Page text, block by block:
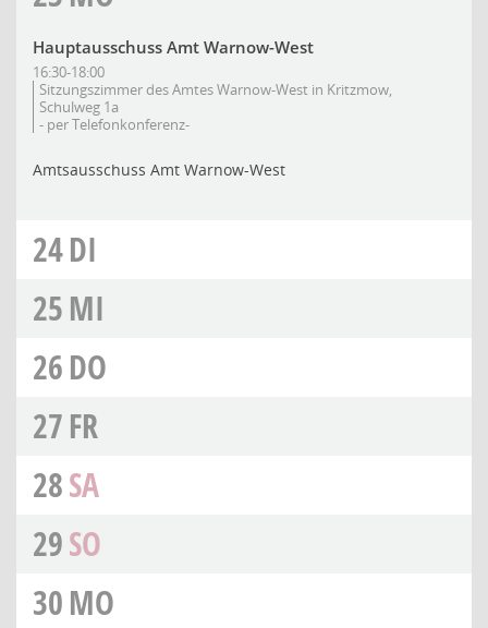
Hauptausschuss Amt Warnow-West
16:30-18:00
Sitzungszimmer des Amtes Warnow-West in Kritzmow,
Schulweg 1a
- per Telefonkonferenz-
Amtsausschuss Amt Warnow-West
24DI
25MI
26DO
27FR
28SA
29SO
30MO